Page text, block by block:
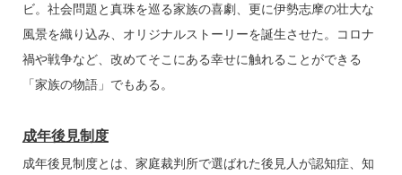
ビ。社会問題と真珠を巡る家族の喜劇、更に伊勢志摩の壮大な
風景を織り込み、オリジナルストーリーを誕生させた。コロナ
禍や戦争など、改めてそこにある幸せに触れることができる
「家族の物語」でもある。
成年後見制度
成年後見制度とは、家庭裁判所で選ばれた後見人が認知症、知